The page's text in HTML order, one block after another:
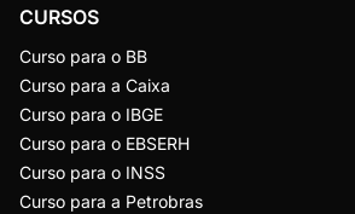
CURSOS
Curso para o BB
Curso para a Caixa
Curso para o IBGE
Curso para o EBSERH
Curso para o INSS
Curso para a Petrobras